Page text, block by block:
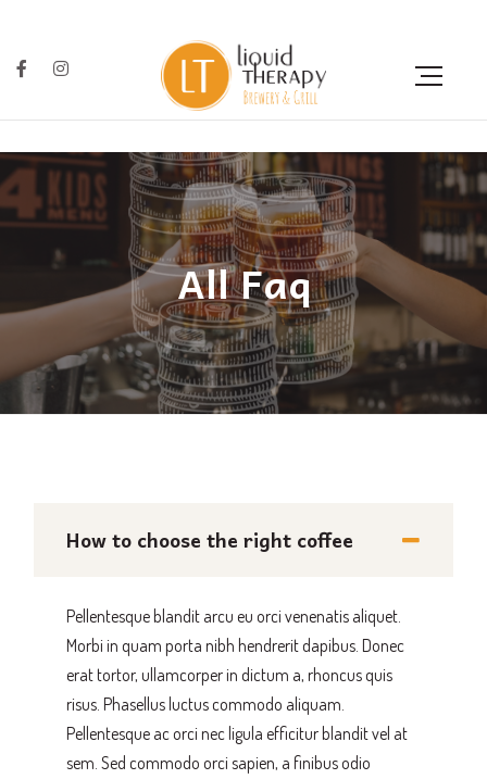
All Faq
How to choose the right coffee
Pellentesque blandit arcu eu orci venenatis aliquet.
Morbi in quam porta nibh hendrerit dapibus. Donec
erat tortor, ullamcorper in dictum a, rhoncus quis
risus. Phasellus luctus commodo aliquam.
Pellentesque ac orci nec ligula efficitur blandit vel at
sem. Sed commodo orci sapien, a finibus odio